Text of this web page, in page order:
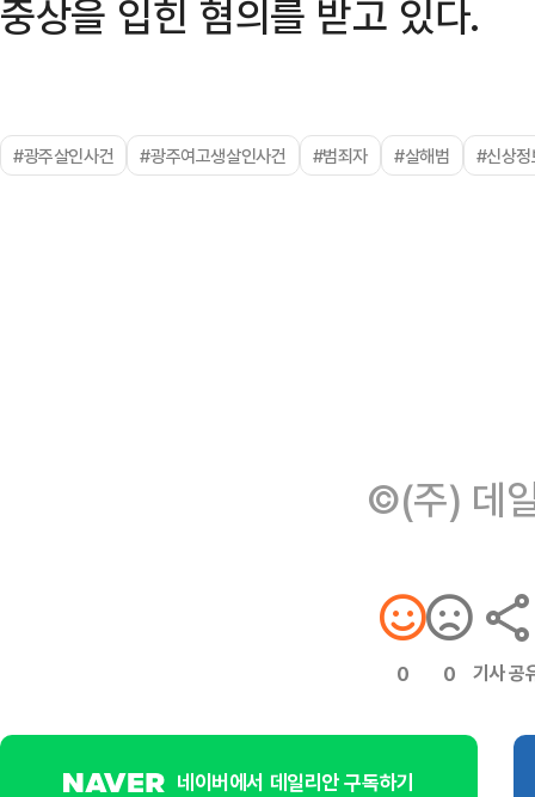
중상을 입힌 혐의를 받고 있다.
#광주살인사건 #광주여고생살인사건 #범죄자 #살해범 #신상
©(주) 데
0 0 기사 공
네이버에서 데일리안 구독하기